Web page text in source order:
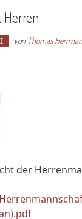
Herren
von Thomas
der